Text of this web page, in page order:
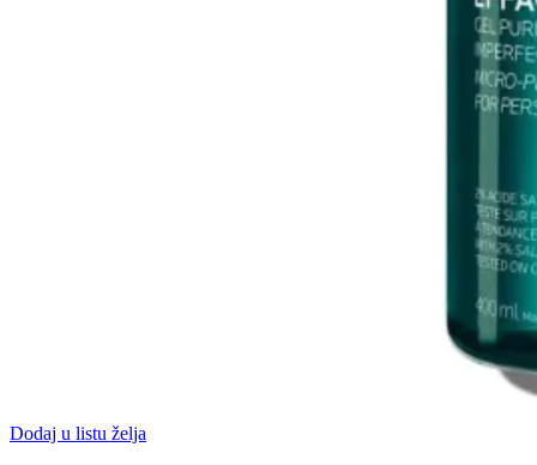
Dodaj u listu želja